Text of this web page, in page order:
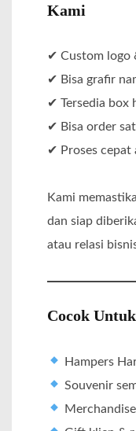
Kami
✔ Custom logo
✔ Bisa grafir
✔ Tersedia box
✔ Bisa order
✔ Proses cepat
Kami
dan siap
atau relasi
Cocok
Hampers
Souvenir